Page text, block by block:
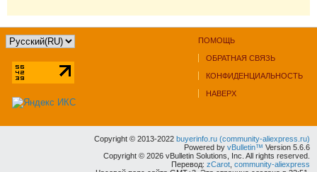
ПОМОЩЬ
ОБРАТНАЯ СВЯЗЬ
КОНФИДЕНЦИАЛЬНОСТЬ
НАВЕРХ
Copyright © 2013-2022 buyerinfo.ru (community-aliexpress.ru)
Powered by vBulletin™ Version 5.6.6
Copyright © 2026 vBulletin Solutions, Inc. All rights reserved.
Перевод: zCarot community-aliexpress